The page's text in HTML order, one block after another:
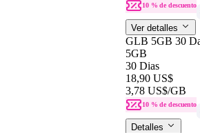
10 % de descuento
Ver detalles
GLB 5GB 30
5GB
30 Dias
18,90 US$
3,78 US$/GB
10 % de descuento
Detalles